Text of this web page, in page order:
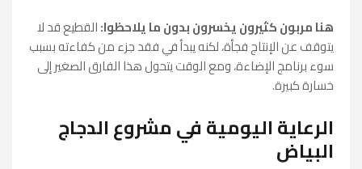
هنا مربون كثيرون يخسرون بدون ما يلاحظوا:القطيع قد لا
يتوقف عن الإنتاج فجأة، لكنه يبدأ في فقد جزء من كفاءته بسبب
سوء برنامج الإضاءة، ومع الوقت يتحول هذا الفارق الصغير إلى
خسارة كبيرة.
الرعاية اليومية في مشروع الدجاج
البياض